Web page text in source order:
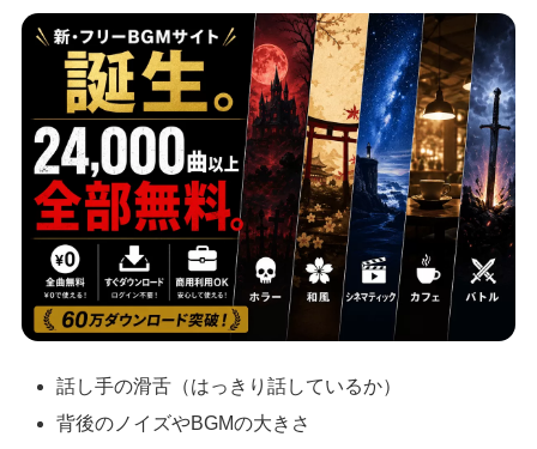
話し手の滑舌（はっきり話しているか）
背後のノイズやBGMの大きさ